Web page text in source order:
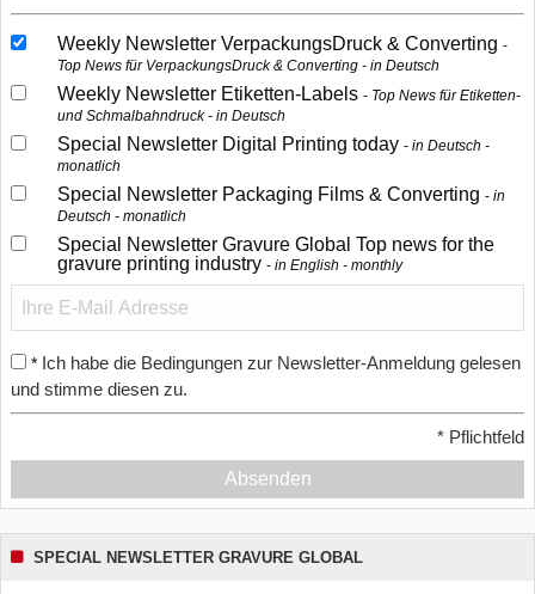
Weekly Newsletter VerpackungsDruck & Converting
Top News für VerpackungsDruck & Converting - in Deutsch
Weekly Newsletter Etiketten-Labels
Top News für Etiketten-
und Schmalbahndruck - in Deutsch
Special Newsletter Digital Printing today
in Deutsch -
monatlich
Special Newsletter Packaging Films & Converting
in
Deutsch - monatlich
Special Newsletter Gravure Global Top news for the
gravure printing industry
in English - monthly
* Ich habe die Bedingungen zur Newsletter-Anmeldung gelesen
und stimme diesen zu.
* Pflichtfeld
Absenden
SPECIAL NEWSLETTER GRAVURE GLOBAL